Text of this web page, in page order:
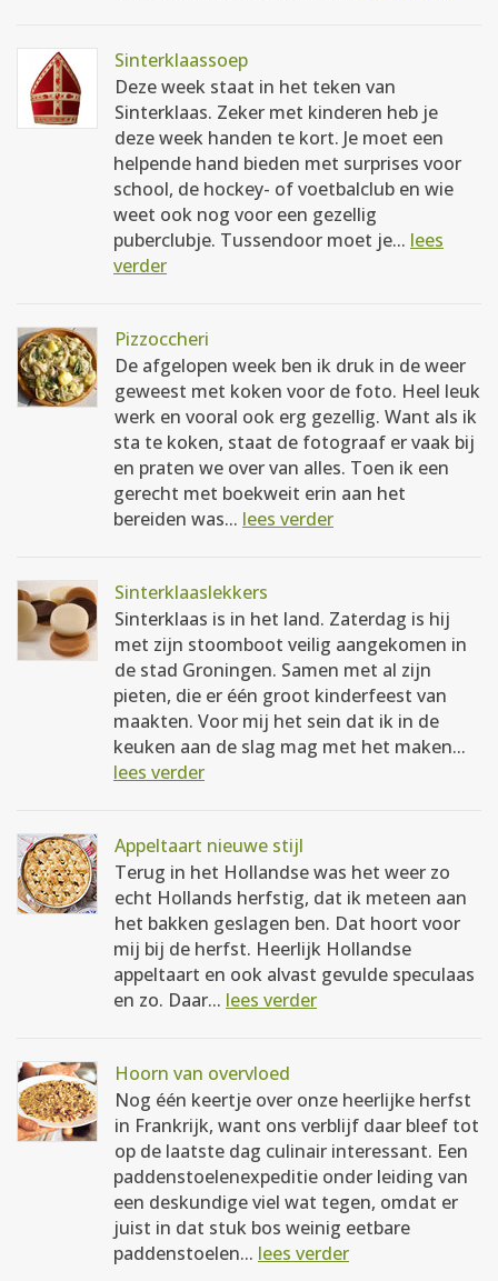
Sinterklaassoep
Deze week staat in het teken van
Sinterklaas. Zeker met kinderen heb je
deze week handen te kort. Je moet een
helpende hand bieden met surprises voor
school, de hockey- of voetbalclub en wie
weet ook nog voor een gezellig
puberclubje. Tussendoor moet je... lees
verder
Pizzoccheri
De afgelopen week ben ik druk in de weer
geweest met koken voor de foto. Heel leuk
werk en vooral ook erg gezellig. Want als ik
sta te koken, staat de fotograaf er vaak bij
en praten we over van alles. Toen ik een
gerecht met boekweit erin aan het
bereiden was... lees verder
Sinterklaaslekkers
Sinterklaas is in het land. Zaterdag is hij
met zijn stoomboot veilig aangekomen in
de stad Groningen. Samen met al zijn
pieten, die er één groot kinderfeest van
maakten. Voor mij het sein dat ik in de
keuken aan de slag mag met het maken...
lees verder
Appeltaart nieuwe stijl
Terug in het Hollandse was het weer zo
echt Hollands herfstig, dat ik meteen aan
het bakken geslagen ben. Dat hoort voor
mij bij de herfst. Heerlijk Hollandse
appeltaart en ook alvast gevulde speculaas
en zo. Daar... lees verder
Hoorn van overvloed
Nog één keertje over onze heerlijke herfst
in Frankrijk, want ons verblijf daar bleef tot
op de laatste dag culinair interessant. Een
paddenstoelenexpeditie onder leiding van
een deskundige viel wat tegen, omdat er
juist in dat stuk bos weinig eetbare
paddenstoelen... lees verder